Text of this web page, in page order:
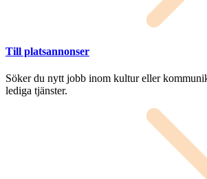
Till platsannonser
Söker du nytt jobb inom kultur eller
lediga tjänster.